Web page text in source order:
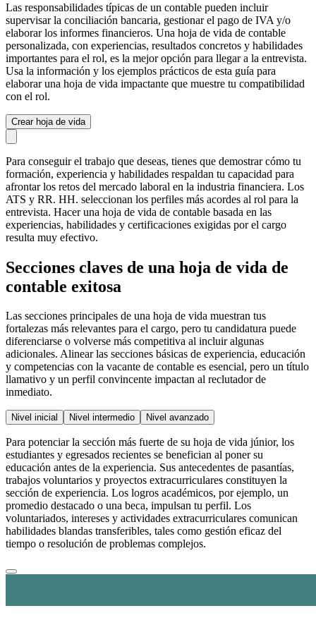
Las responsabilidades típicas de un contable pueden incluir
supervisar la conciliación bancaria, gestionar el pago de IVA y/o
elaborar los informes financieros. Una hoja de vida de contable
personalizada, con experiencias, resultados concretos y habilidades
importantes para el rol, es la mejor opción para llegar a la entrevista.
Usa la información y los ejemplos prácticos de esta guía para
elaborar una hoja de vida impactante que muestre tu compatibilidad
con el rol.
Crear hoja de vida
Para conseguir el trabajo que deseas, tienes que demostrar cómo tu
formación, experiencia y habilidades respaldan tu capacidad para
afrontar los retos del mercado laboral en la industria financiera. Los
ATS y RR. HH. seleccionan los perfiles más acordes al rol para la
entrevista. Hacer una hoja de vida de contable basada en las
experiencias, habilidades y certificaciones exigidas por el cargo
resulta muy efectivo.
Secciones claves de una hoja de vida de
contable exitosa
Las secciones principales de una hoja de vida muestran tus
fortalezas más relevantes para el cargo, pero tu candidatura puede
diferenciarse o volverse más competitiva al incluir algunas
adicionales. Alinear las secciones básicas de experiencia, educación
y competencias con la vacante de contable es esencial, pero un título
llamativo y un perfil convincente impactan al reclutador de
inmediato.
Nivel inicial Nivel intermedio Nivel avanzado
Para potenciar la sección más fuerte de su hoja de vida júnior, los
estudiantes y egresados recientes se benefician al poner su
educación antes de la experiencia. Sus antecedentes de pasantías,
trabajos voluntarios y proyectos extracurriculares constituyen la
sección de experiencia. Los logros académicos, por ejemplo, un
promedio destacado o una beca, impulsan tu perfil. Los
voluntariados, intereses y actividades extracurriculares comunican
habilidades blandas transferibles, tales como gestión eficaz del
tiempo o resolución de problemas complejos.